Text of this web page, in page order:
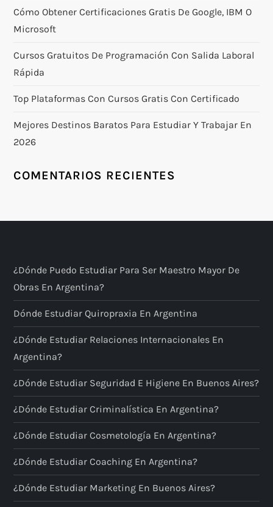
Cómo Obtener Certificaciones Gratis De Google, IBM O
Microsoft
Cursos Gratuitos De Programación Con Salida Laboral
Rápida
Top Plataformas Con Cursos Gratis Con Certificado
Mejores Destinos Baratos Para Estudiar Y Trabajar En
2026
COMENTARIOS RECIENTES
¿Dónde Puedo Estudiar Para Ser Maestro Mayor De
Obras En Argentina?
Dónde Estudiar Quiropraxia En Argentina
¿Dónde Estudiar Relaciones Internacionales En
Argentina?
¿Dónde Estudiar Seguridad E Higiene En Buenos Aires?
¿Dónde Estudiar Criminalística En Argentina?
¿Dónde Estudiar Cosmetología En Argentina?
¿Dónde Estudiar Coaching En Argentina?
¿Dónde Estudiar Marketing En Buenos Aires?